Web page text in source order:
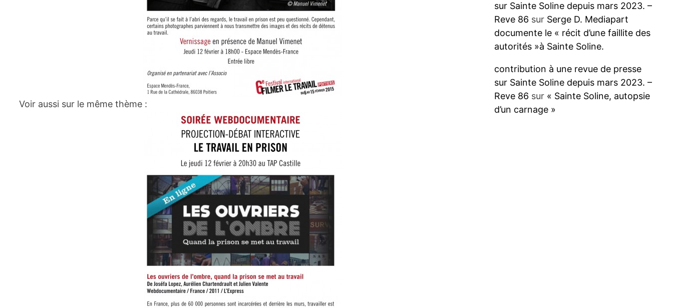
Voir aussi sur le même thème :
sur Sainte Soline depuis mars 2023. –
Reve 86 sur Serge D. Mediapart
documente le « récit d’une faillite des
autorités »à Sainte Soline.
contribution à une revue de presse
sur Sainte Soline depuis mars 2023. –
Reve 86 sur « Sainte Soline, autopsie
d’un carnage »